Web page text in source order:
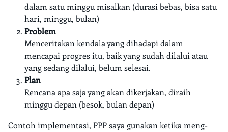
dalam satu minggu misalkan (durasi bebas, bisa satu
hari, minggu, bulan)
Problem
Menceritakan kendala yang dihadapi dalam
mencapai progres itu, baik yang sudah dilalui atau
yang sedang dilalui, belum selesai.
Plan
Rencana apa saja yang akan dikerjakan, diraih
minggu depan (besok, bulan depan)
Contoh implementasi, PPP saya gunakan ketika meng-